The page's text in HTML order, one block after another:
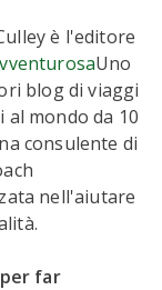
è l'editore
Uno
blog di viaggi
al mondo da 10
consulente di
nell'aiutare
far